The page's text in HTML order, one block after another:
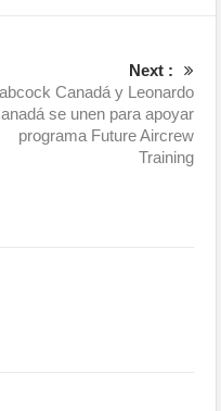
Next :
Canadá y Leonardo
se unen para apoyar
programa Future Aircrew
Training